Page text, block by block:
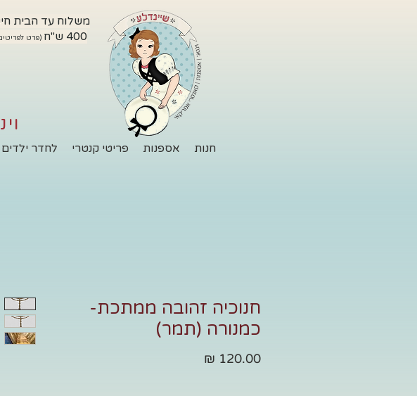
משלוח עד הבית
400 ש"ח
(פרט
חנות אספנות פריטי קנטרי לחדר ילדים
חנוכיה זהובה ממתכת-
כמנורה (תמר)